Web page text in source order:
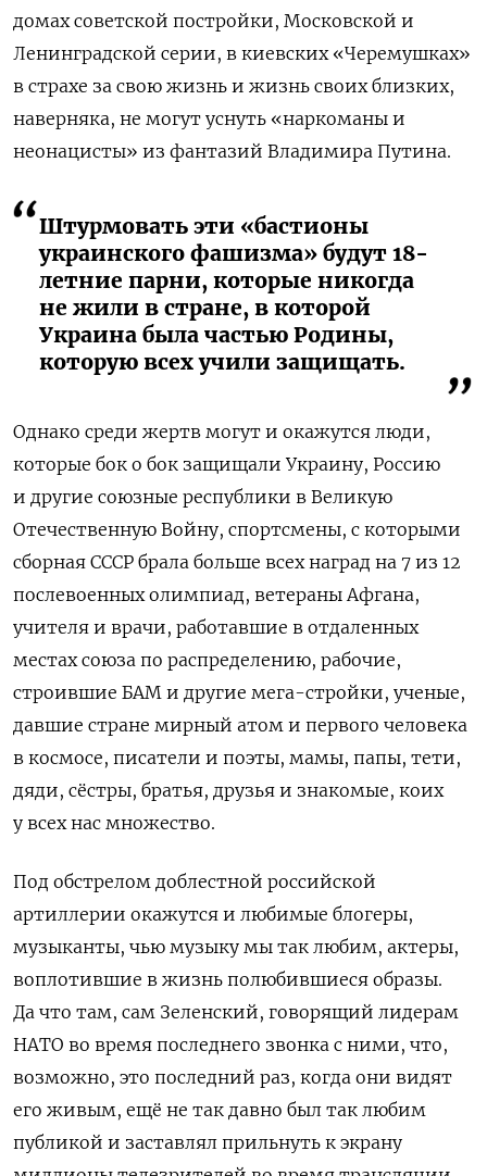
домах советской постройки, Московской и
Ленинградской серии, в киевских «Черемушках»
в страхе за свою жизнь и жизнь своих близких,
наверняка, не могут уснуть «наркоманы и
неонацисты» из фантазий Владимира Путина.
Штурмовать эти «бастионы
украинского фашизма» будут 18-
летние парни, которые никогда
не жили в стране, в которой
Украина была частью Родины,
которую всех учили защищать.
Однако среди жертв могут и окажутся люди,
которые бок о бок защищали Украину, Россию
и другие союзные республики в Великую
Отечественную Войну, спортсмены, с которыми
сборная СССР брала больше всех наград на 7 из 12
послевоенных олимпиад, ветераны Афгана,
учителя и врачи, работавшие в отдаленных
местах союза по распределению, рабочие,
строившие БАМ и другие мега-стройки, ученые,
давшие стране мирный атом и первого человека
в космосе, писатели и поэты, мамы, папы, тети,
дяди, сёстры, братья, друзья и знакомые, коих
у всех нас множество.
Под обстрелом доблестной российской
артиллерии окажутся и любимые блогеры,
музыканты, чью музыку мы так любим, актеры,
воплотившие в жизнь полюбившиеся образы.
Да что там, сам Зеленский, говорящий лидерам
НАТО во время последнего звонка с ними, что,
возможно, это последний раз, когда они видят
его живым, ещё не так давно был так любим
публикой и заставлял прильнуть к экрану